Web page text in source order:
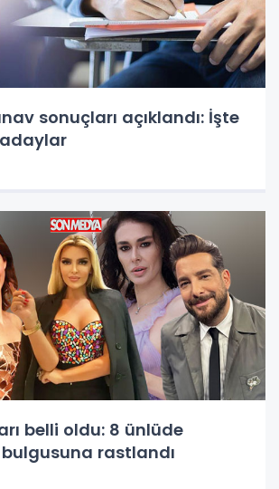
sonuçları açıklandı: İşte
belli oldu: 8 ünlüde
rastlandı